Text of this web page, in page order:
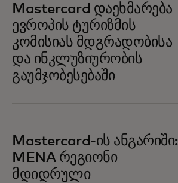
Mastercard დაეხმარება
ევროპის ტურიზმის
კომისიას მდგრადობისა
და ინკლუზიურობის
გაუმჯობესებაში
opens in a new tab
Mastercard-ის ანგარიში:
MENA რეგიონი
მდიდრული